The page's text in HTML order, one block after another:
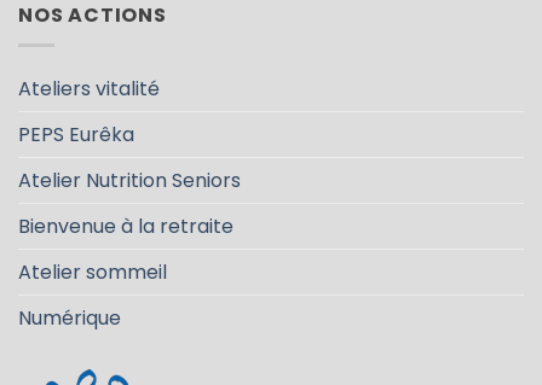
NOS ACTIONS
Ateliers vitalité
PEPS Eurêka
Atelier Nutrition Seniors
Bienvenue à la retraite
Atelier sommeil
Numérique